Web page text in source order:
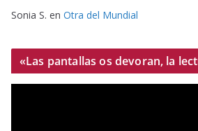
Sonia S. en Otra del Mundial
«Las pantallas os devoran, la